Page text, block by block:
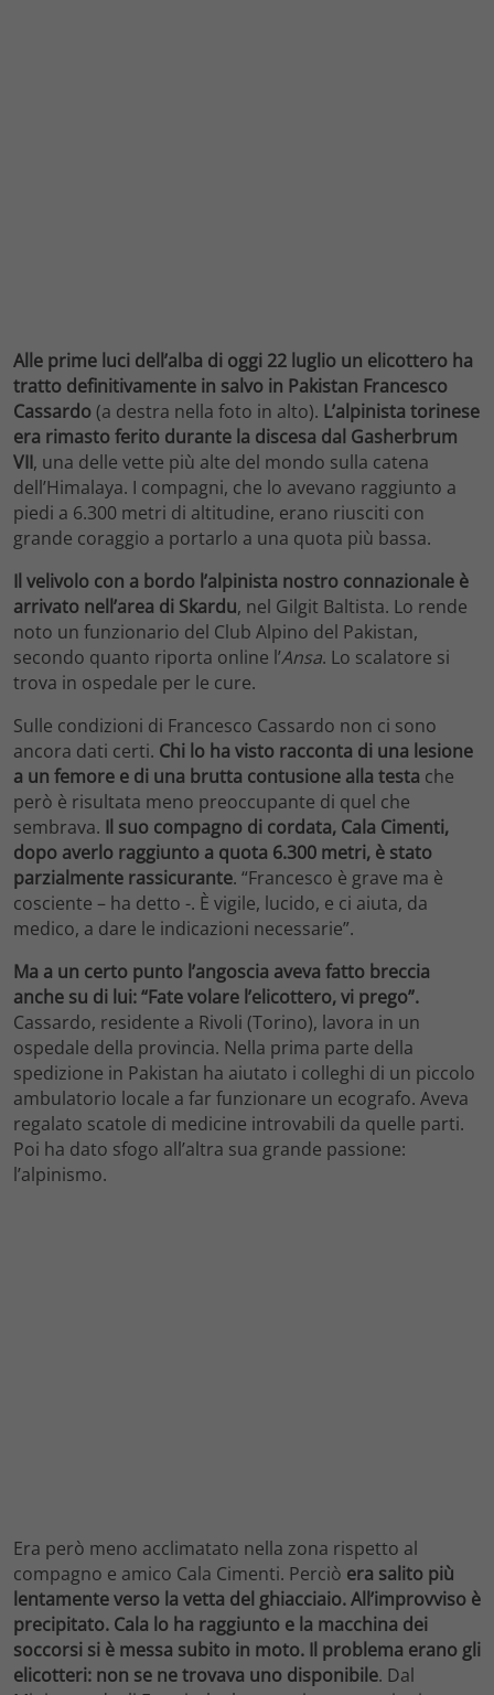
Alle prime luci dell’alba di oggi 22 luglio un elicottero ha
tratto definitivamente in salvo in Pakistan Francesco
Cassardo(a destra nella foto in alto). L’alpinista torinese
era rimasto ferito durante la discesa dal Gasherbrum
VII, una delle vette più alte del mondo sulla catena
dell’Himalaya. I compagni, che lo avevano raggiunto a
piedi a 6.300 metri di altitudine, erano riusciti con
grande coraggio a portarlo a una quota più bassa.
Il velivolo con a bordo l’alpinista nostro connazionale è
arrivato nell’area di Skardu, nel Gilgit Baltista. Lo rende
noto un funzionario del Club Alpino del Pakistan,
secondo quanto riporta online l’Ansa. Lo scalatore si
trova in ospedale per le cure.
Sulle condizioni di Francesco Cassardo non ci sono
ancora dati certi. Chi lo ha visto racconta di una lesione
a un femore e di una brutta contusione alla testa che
però è risultata meno preoccupante di quel che
sembrava. Il suo compagno di cordata, Cala Cimenti,
dopo averlo raggiunto a quota 6.300 metri, è stato
parzialmente rassicurante. “Francesco è grave ma è
cosciente – ha detto -. È vigile, lucido, e ci aiuta, da
medico, a dare le indicazioni necessarie”.
Ma a un certo punto l’angoscia aveva fatto breccia
anche su di lui: “Fate volare l’elicottero, vi prego”.
Cassardo, residente a Rivoli (Torino), lavora in un
ospedale della provincia. Nella prima parte della
spedizione in Pakistan ha aiutato i colleghi di un piccolo
ambulatorio locale a far funzionare un ecografo. Aveva
regalato scatole di medicine introvabili da quelle parti.
Poi ha dato sfogo all’altra sua grande passione:
l’alpinismo.
Era però meno acclimatato nella zona rispetto al
compagno e amico Cala Cimenti. Perciò era salito più
lentamente verso la vetta del ghiacciaio. All’improvviso è
precipitato. Cala lo ha raggiunto e la macchina dei
soccorsi si è messa subito in moto. Il problema erano gli
elicotteri: non se ne trovava uno disponibile. Dal